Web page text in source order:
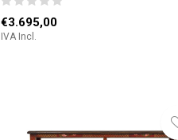
€3.695,00
IVA Incl.